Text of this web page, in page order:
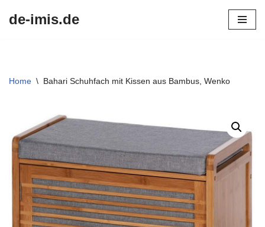
de-imis.de
Home \ Bahari Schuhfach mit Kissen aus Bambus, Wenko